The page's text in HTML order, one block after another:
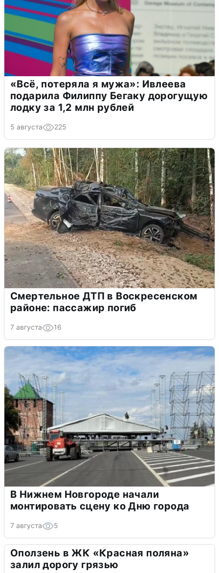
«Всё, потеряла я мужа»: Ивлеева
подарила Филиппу Бегаку дорогущую
лодку за 1,2 млн рублей
5 августа 225
Смертельное ДТП в Воскресенском
районе: пассажир погиб
7 августа 16
В Нижнем Новгороде начали
монтировать сцену ко Дню города
7 августа 5
Оползень в ЖК «Красная поляна»
залил дорогу грязью